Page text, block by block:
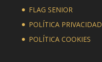
FLAG SENIOR
POLÍTICA PRIVACIDAD
POLÍTICA COOKIES